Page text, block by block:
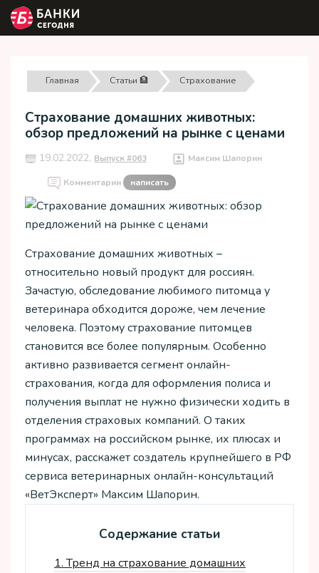
Главная Статьи 🏦 Страхование
Страхование домашних животных:
обзор предложений на рынке с ценами
19.02.2022, Выпуск #063 Максим Шапорин
Комментарии написать
Страхование домашних животных –
относительно новый продукт для россиян.
Зачастую, обследование любимого питомца у
ветеринара обходится дороже, чем лечение
человека. Поэтому страхование питомцев
становится все более популярным. Особенно
активно развивается сегмент онлайн-
страхования, когда для оформления полиса и
получения выплат не нужно физически ходить в
отделения страховых компаний. О таких
программах на российском рынке, их плюсах и
минусах, расскажет создатель крупнейшего в РФ
сервиса ветеринарных онлайн-консультаций
«ВетЭксперт» Максим Шапорин.
Содержание статьи
1.Тренд на страхование домашних